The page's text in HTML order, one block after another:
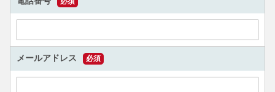
メールアドレス 必須